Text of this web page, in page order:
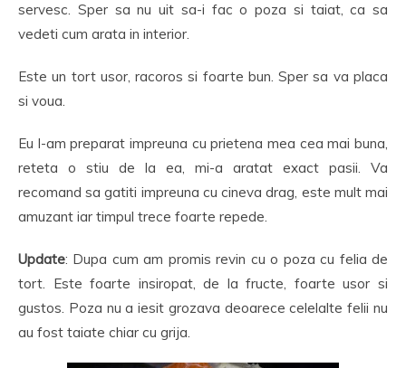
servesc. Sper sa nu uit sa-i fac o poza si taiat, ca sa
vedeti cum arata in interior.
Este un tort usor, racoros si foarte bun. Sper sa va placa
si voua.
Eu l-am preparat impreuna cu prietena mea cea mai buna,
reteta o stiu de la ea, mi-a aratat exact pasii. Va
recomand sa gatiti impreuna cu cineva drag, este mult mai
amuzant iar timpul trece foarte repede.
Update: Dupa cum am promis revin cu o poza cu felia de
tort. Este foarte insiropat, de la fructe, foarte usor si
gustos. Poza nu a iesit grozava deoarece celelalte felii nu
au fost taiate chiar cu grija.